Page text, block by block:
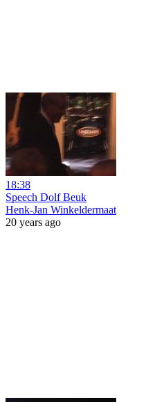
18:38
Speech Dolf Beuk
Henk-Jan Winkeldermaat
20 years ago